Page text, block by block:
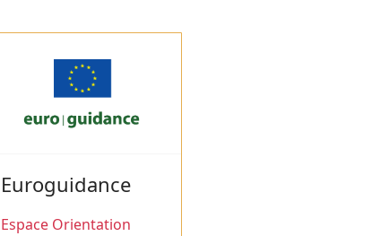
Euroguidance
Espace Orientation